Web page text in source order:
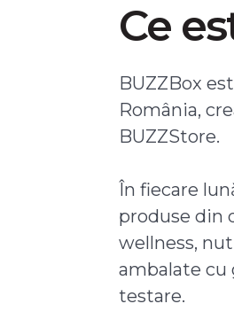
Ce
BUZZBox
România,
BUZZStore.
În fiecare
produse din
wellness,
ambalate cu
testare.